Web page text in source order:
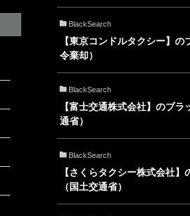
BlackSearch
【東京コンドルタクシー】の
令棄却）
BlackSearch
【富士交通株式会社】のブラ
通省）
BlackSearch
【さくらタクシー株式会社】
（国土交通省）